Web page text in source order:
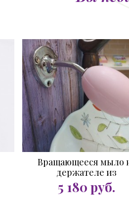
Вращающееся мыло
держателе из
нержавеющей стали
260 гр.
5 180 руб.